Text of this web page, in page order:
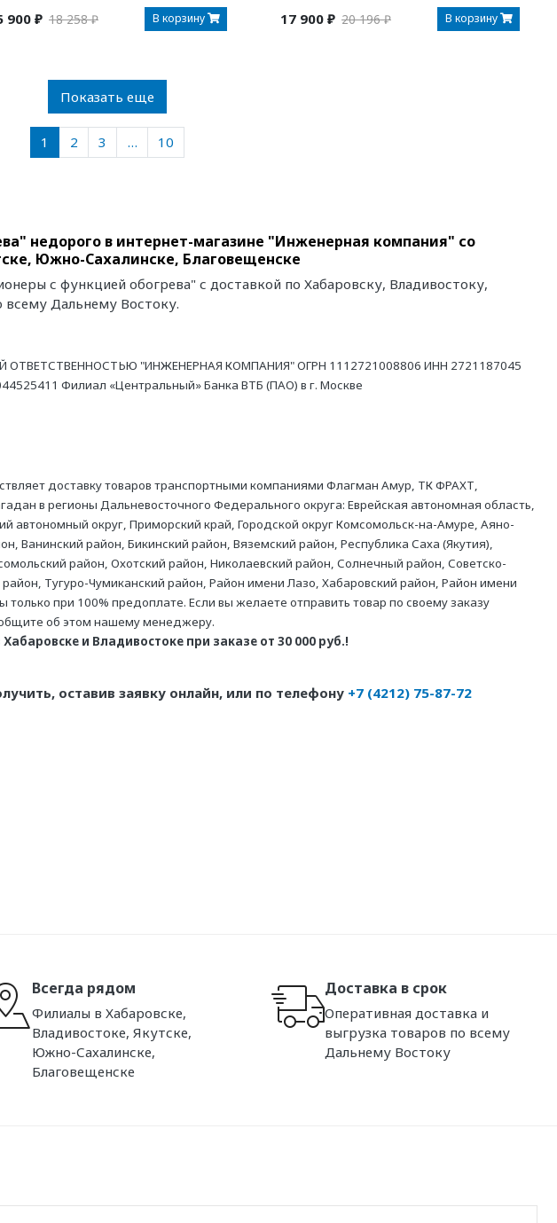
900 ₽ 18 258 ₽ В корзину
17 900 ₽ 20 196 ₽ В корзину
Показать еще
1 2 3 … 10
недорого в интернет-магазине "Инженерная компания" со
Южно-Сахалинске, Благовещенске
с функцией обогрева" с доставкой по Хабаровску, Владивостоку,
Дальнему Востоку.
ОТВЕТСТВЕННОСТЬЮ "ИНЖЕНЕРНАЯ КОМПАНИЯ" ОГРН 1112721008806 ИНН 2721187045
Филиал «Центральный» Банка ВТБ (ПАО) в г. Москве
доставку товаров транспортными компаниями Флагман Амур, ТК ФРАХТ,
в регионы Дальневосточного Федерального округа: Еврейская автономная область,
автономный округ, Приморский край, Городской округ Комсомольск-на-Амуре, Аяно-
Ванинский район, Бикинский район, Вяземский район, Республика Саха (Якутия),
район, Охотский район, Николаевский район, Солнечный район, Советско-
район, Тугуро-Чумиканский район, Район имени Лазо, Хабаровский район, Район имени
при 100% предоплате. Если вы желаете отправить товар по своему заказу
об этом нашему менеджеру.
и Владивостоке при заказе от 30 000 руб.!
оставив заявку онлайн, или по телефону +7 (4212) 75-87-72
Всегда рядом
Филиалы в Хабаровске,
Владивостоке, Якутске,
Южно-Сахалинске,
Благовещенске
Доставка в срок
Оперативная доставка и
выгрузка товаров по всему
Дальнему Востоку